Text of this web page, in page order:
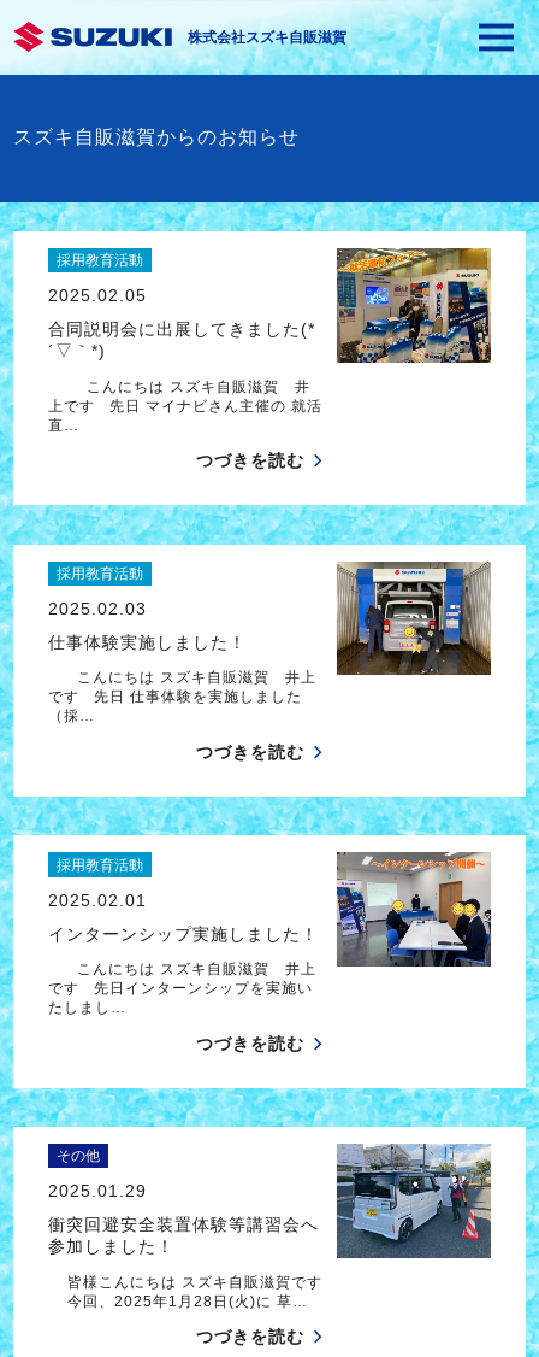
株式会社スズキ自販滋賀
スズキ自販滋賀からのお知らせ
採用教育活動
2025.02.05
合同説明会に出展してきました(*
´▽｀*)
こんにちは スズキ自販滋賀 井
上です 先日 マイナビさん主催の 就活
直…
つづきを読む
採用教育活動
2025.02.03
仕事体験実施しました！
こんにちは スズキ自販滋賀 井上
です 先日 仕事体験を実施しました
（採…
つづきを読む
採用教育活動
2025.02.01
インターンシップ実施しました！
こんにちは スズキ自販滋賀 井上
です 先日インターンシップを実施い
たしまし…
つづきを読む
その他
2025.01.29
衝突回避安全装置体験等講習会へ
参加しました！
皆様こんにちは スズキ自販滋賀です
今回、2025年1月28日(火)に 草…
つづきを読む